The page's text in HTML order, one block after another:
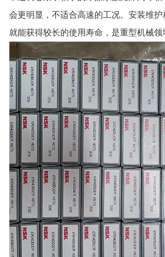
会更明显，不适合高速的工况。安装维
就能获得较长的使用寿命，是重型机械领